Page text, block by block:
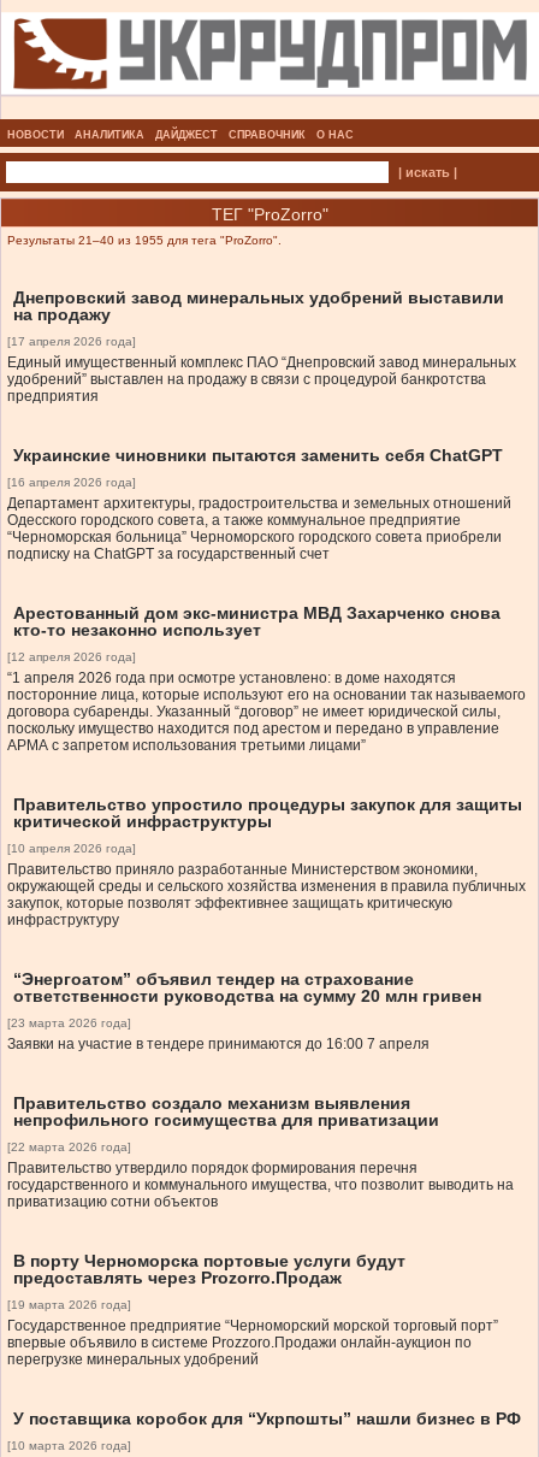
НОВОСТИ АНАЛИТИКА ДАЙДЖЕСТ СПРАВОЧНИК О НАС
| искать |
ТЕГ "ProZorro"
Результаты 21–40 из 1955 для тега "ProZorro".
Днепровский завод минеральных удобрений выставили
на продажу
[17 апреля 2026 года]
Единый имущественный комплекс ПАО “Днепровский завод минеральных
удобрений” выставлен на продажу в связи с процедурой банкротства
предприятия
Украинские чиновники пытаются заменить себя ChatGPT
[16 апреля 2026 года]
Департамент архитектуры, градостроительства и земельных отношений
Одесского городского совета, а также коммунальное предприятие
“Черноморская больница” Черноморского городского совета приобрели
подписку на ChatGPT за государственный счет
Арестованный дом экс-министра МВД Захарченко снова
кто-то незаконно использует
[12 апреля 2026 года]
“1 апреля 2026 года при осмотре установлено: в доме находятся
посторонние лица, которые используют его на основании так называемого
договора субаренды. Указанный “договор” не имеет юридической силы,
поскольку имущество находится под арестом и передано в управление
АРМА с запретом использования третьими лицами”
Правительство упростило процедуры закупок для защиты
критической инфраструктуры
[10 апреля 2026 года]
Правительство приняло разработанные Министерством экономики,
окружающей среды и сельского хозяйства изменения в правила публичных
закупок, которые позволят эффективнее защищать критическую
инфраструктуру
“Энергоатом” объявил тендер на страхование
ответственности руководства на сумму 20 млн гривен
[23 марта 2026 года]
Заявки на участие в тендере принимаются до 16:00 7 апреля
Правительство создало механизм выявления
непрофильного госимущества для приватизации
[22 марта 2026 года]
Правительство утвердило порядок формирования перечня
государственного и коммунального имущества, что позволит выводить на
приватизацию сотни объектов
В порту Черноморска портовые услуги будут
предоставлять через Prozorro.Продаж
[19 марта 2026 года]
Государственное предприятие “Черноморский морской торговый порт”
впервые объявило в системе Prozzoro.Продажи онлайн-аукцион по
перегрузке минеральных удобрений
У поставщика коробок для “Укрпошты” нашли бизнес в РФ
[10 марта 2026 года]